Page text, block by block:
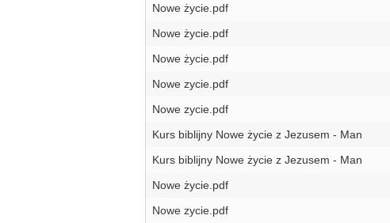
Nowe życie.pdf
Nowe życie.pdf
Nowe życie.pdf
Nowe zycie.pdf
Nowe zycie.pdf
Kurs biblijny Nowe życie z Jezusem - Man
Kurs biblijny Nowe życie z Jezusem - Man
Nowe życie.pdf
Nowe zycie.pdf